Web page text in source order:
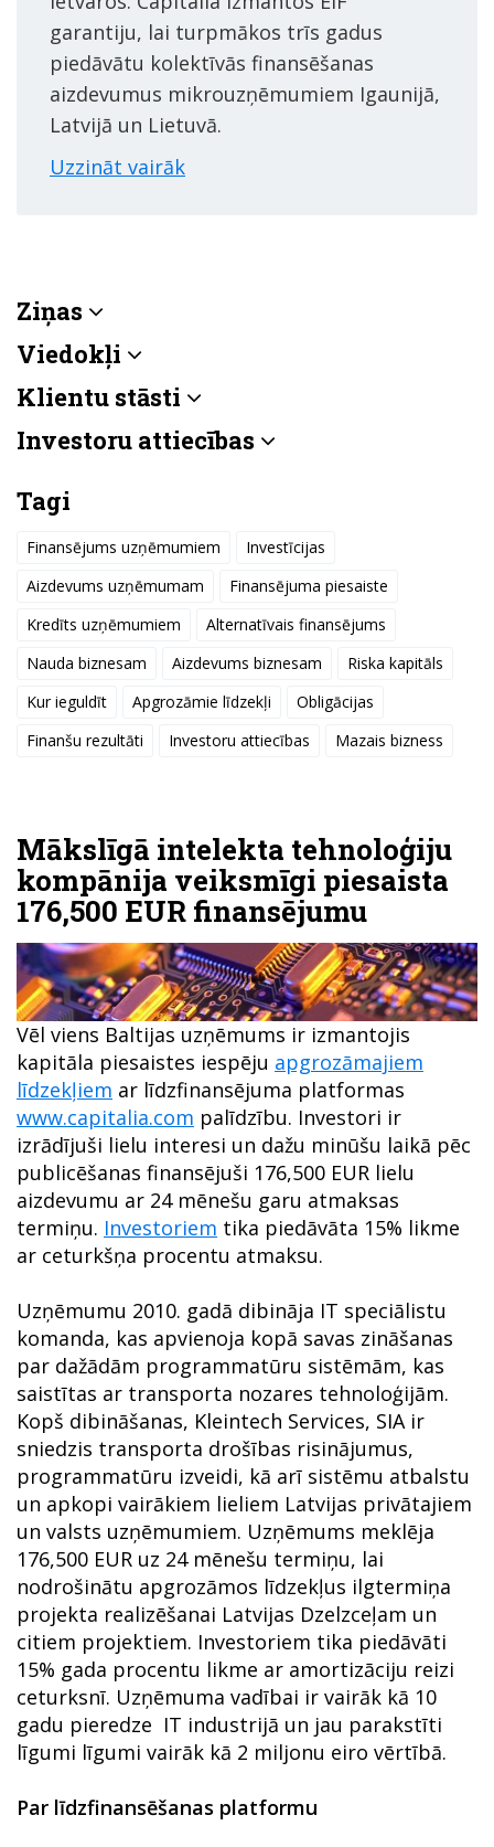
garantiju, lai turpmākos trīs gadus
piedāvātu kolektīvās finansēšanas
aizdevumus mikrouzņēmumiem Igaunijā,
Latvijā un Lietuvā.
Uzzināt vairāk
Mākslīgā intelekta tehnoloģiju
kompānija veiksmīgi piesaista
176,500 EUR finansējumu
Vēl viens Baltijas uzņēmums ir izmantojis
kapitāla piesaistes iespēju apgrozāmajiem
līdzekļiem ar līdzfinansējuma platformas
www.capitalia.com palīdzību. Investori ir
izrādījuši lielu interesi un dažu minūšu laikā pēc
publicēšanas finansējuši 176,500 EUR lielu
aizdevumu ar 24 mēnešu garu atmaksas
termiņu. Investoriem tika piedāvāta 15% likme
ar ceturkšņa procentu atmaksu.
Uzņēmumu 2010. gadā dibināja IT speciālistu
komanda, kas apvienoja kopā savas zināšanas
par dažādām programmatūru sistēmām, kas
saistītas ar transporta nozares tehnoloģijām.
Kopš dibināšanas, Kleintech Services, SIA ir
sniedzis transporta drošības risinājumus,
programmatūru izveidi, kā arī sistēmu atbalstu
un apkopi vairākiem lieliem Latvijas privātajiem
un valsts uzņēmumiem. Uzņēmums meklēja
176,500 EUR uz 24 mēnešu termiņu, lai
nodrošinātu apgrozāmos līdzekļus ilgtermiņa
projekta realizēšanai Latvijas Dzelzceļam un
citiem projektiem. Investoriem tika piedāvāti
15% gada procentu likme ar amortizāciju reizi
ceturksnī. Uzņēmuma vadībai ir vairāk kā 10
gadu pieredze IT industrijā un jau parakstīti
līgumi līgumi vairāk kā 2 miljonu eiro vērtībā.
Par līdzfinansēšanas platformu
Ziņas
Viedokļi
Klientu stāsti
Investoru attiecības
Tagi
Finansējums uzņēmumiem
Investīcijas
Aizdevums uzņēmumam
Finansējuma piesaiste
Kredīts uzņēmumiem
Alternatīvais finansējums
Nauda biznesam
Aizdevums biznesam
Riska kapitāls
Kur ieguldīt
Apgrozāmie līdzekļi
Obligācijas
Finanšu rezultāti
Investoru attiecības Mazais bizness